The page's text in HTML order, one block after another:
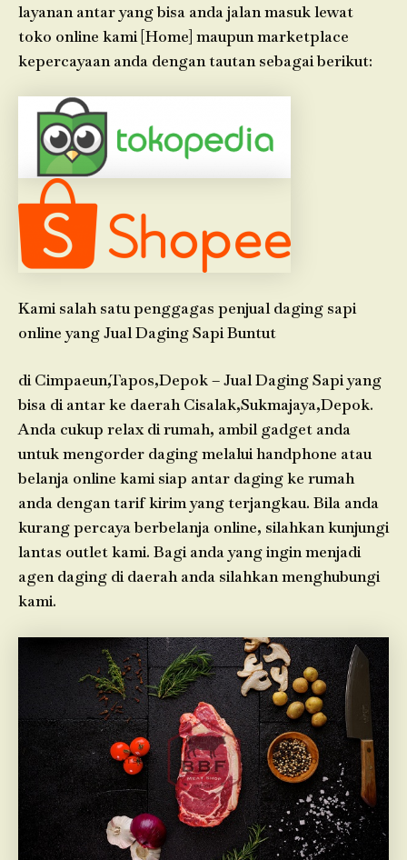
layanan antar yang bisa anda jalan masuk lewat
toko online kami [Home] maupun marketplace
kepercayaan anda dengan tautan sebagai berikut:
Kami salah satu penggagas penjual daging sapi
online yang Jual Daging Sapi Buntut
di Cimpaeun,Tapos,Depok – Jual Daging Sapi yang
bisa di antar ke daerah Cisalak,Sukmajaya,Depok.
Anda cukup relax di rumah, ambil gadget anda
untuk mengorder daging melalui handphone atau
belanja online kami siap antar daging ke rumah
anda dengan tarif kirim yang terjangkau. Bila anda
kurang percaya berbelanja online, silahkan kunjungi
lantas outlet kami. Bagi anda yang ingin menjadi
agen daging di daerah anda silahkan menghubungi
kami.